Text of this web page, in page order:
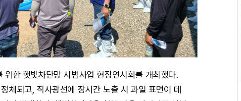
한 햇빛차단망 시범사업 현장연시회를 개최했다.
되고, 직사광선에 장시간 노출 시 과일 표면이 데